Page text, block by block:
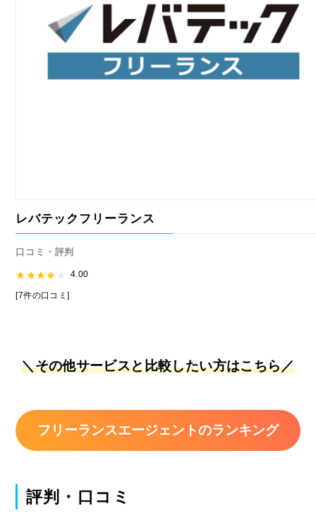
レバテックフリーランス
口コミ・評判
4.00
[7件の口コミ]
＼その他サービスと比較したい方はこちら／
フリーランスエージェントのランキング
評判・口コミ